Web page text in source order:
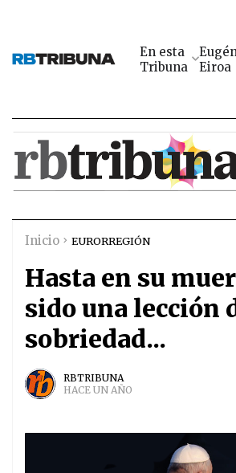
En esta
Tribuna
Eiroa
Inicio EURORREGIÓN
Hasta en su
sido una lección
sobriedad...
RBTRIBUNA
HACE UN AÑO